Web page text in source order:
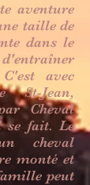
aventure
taille de
dans le
avec
St-Jean,
Cheval
se fait. Le
cheval
monté et
peut